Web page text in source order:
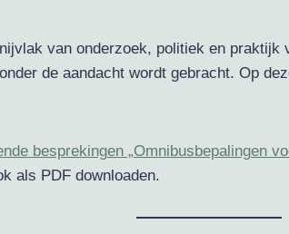
van onderzoek, politiek en
de aandacht wordt gebracht. Op
besprekingen „Omnibusbepalingen
als PDF downloaden.